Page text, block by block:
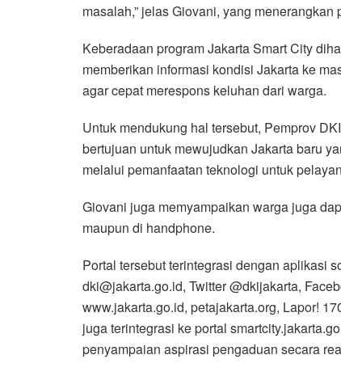
masalah,” jelas Giovani, yang
Keberadaan program Jakarta Smart City
memberikan informasi kondisi Jakarta ke
agar cepat merespons keluhan dari warga.
Untuk mendukung hal tersebut, Pemprov
bertujuan untuk mewujudkan Jakarta baru
melalui pemanfaatan teknologi untuk
Giovani juga memyampaikan warga juga
maupun di handphone.
Portal tersebut terintegrasi dengan aplikasi
dki@jakarta.go.id, Twitter @dkijakarta,
www.jakarta.go.id, petajakarta.org, Lapor!
juga terintegrasi ke portal
penyampaian aspirasi pengaduan secara